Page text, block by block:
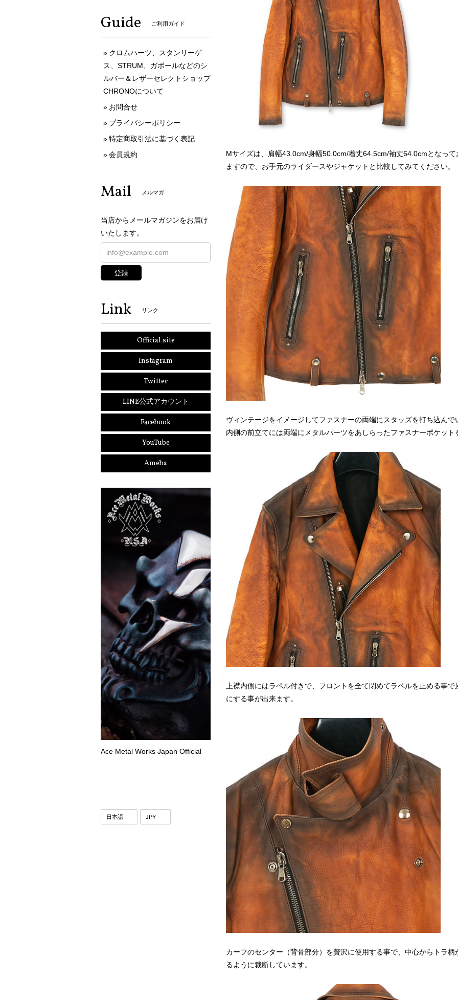
Mサイズは、肩幅43.0cm/身幅50.0cm/着丈64.5cm/袖丈64.0cmとなって
ますので、お手元のライダースやジャケットと比較してみてください。
ヴィンテージをイメージしてファスナーの両端にスタッズを打ち込ん
内側の前立てには両端にメタルパーツをあしらったファスナーポケッ
上襟内側にはラペル付きで、フロントを全て閉めてラペルを止める事で
にする事が出来ます。
カーフのセンター（背骨部分）を贅沢に使用する事で、中心からトラ柄
るように裁断しています。
Guide ご利用ガイド
クロムハーツ、スタンリーゲ
ス、STRUM、ガボールなどのシ
ルバー＆レザーセレクトショップ
CHRONOについて
お問合せ
プライバシーポリシー
特定商取引法に基づく表記
会員規約
Mail メルマガ
当店からメールマガジンをお届け
いたします。
登録
Link リンク
Official site
Instagram
Twitter
LINE公式アカウント
Facebook
YouTube
Ameba
Ace Metal Works Japan Official